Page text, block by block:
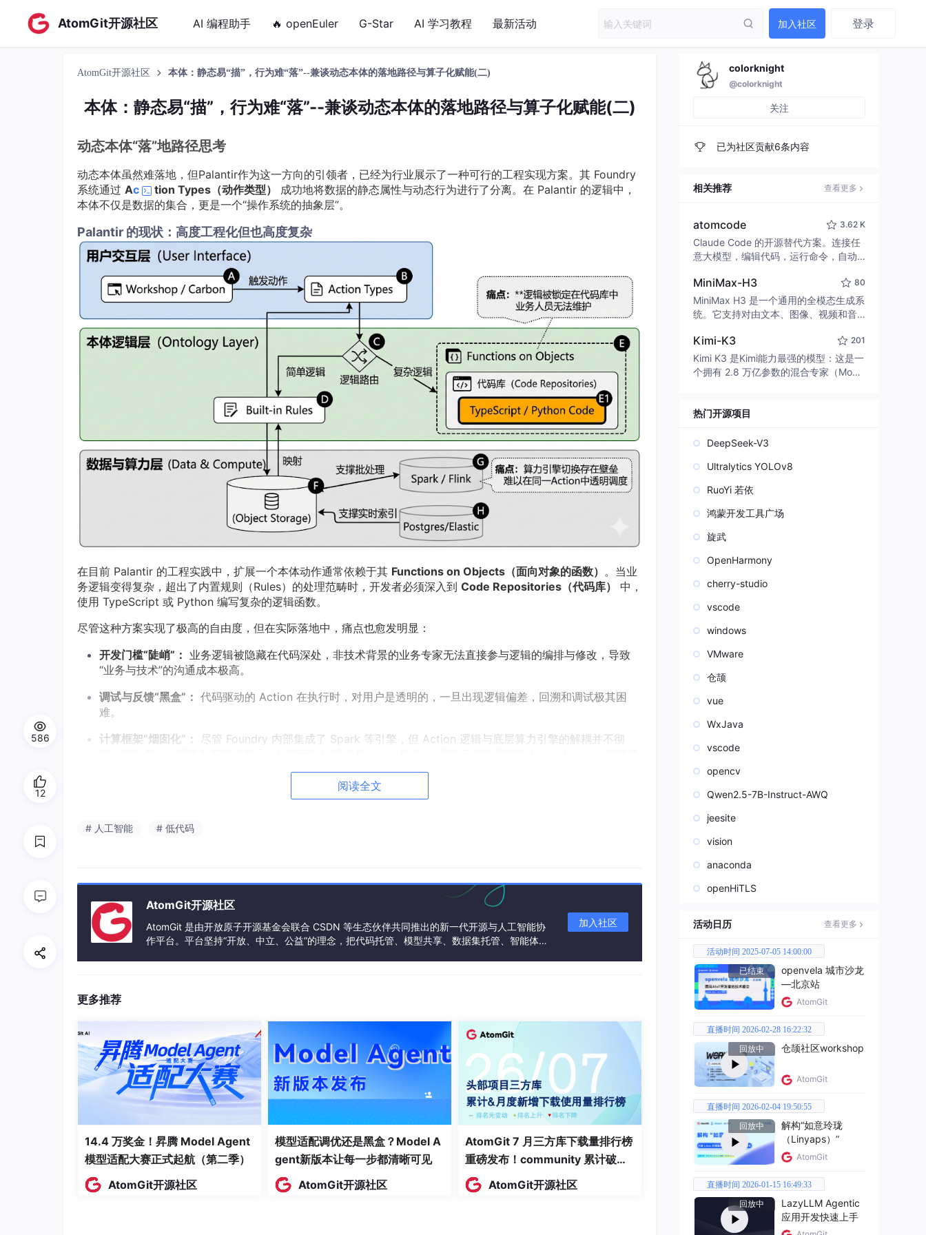
AtomGit开源社区 AI 编程助手 🔥 openEuler G-Star AI 学习教程 最新活动 加入社区 登录
AtomGit开源社区 本体：静态易“描”，行为难“落”--兼谈动态本体的落地路径与算子化赋能(二)
本体：静态易“描”，行为难“落”--兼谈动态本体的落地路径与算子化赋能(二)
动态本体“落”地路径思考
动态本体虽然难落地，但Palantir作为这一方向的引领者，已经为行业展示了一种可行的工程实现方案。其 Foundry
系统通过 Ac tion Types（动作类型）
成功地将数据的静态属性与动态行为进行了分离。在 Palantir 的逻辑中，
本体不仅是数据的集合，更是一个“操作系统的抽象层”。
Palantir 的现状：高度工程化但也高度复杂
在目前 Palantir 的工程实践中，扩展一个本体动作通常依赖于其 Functions on Objects（面向对象的函数） 。当业
务逻辑变得复杂，超出了内置规则（Rules）的处理范畴时，开发者必须深入到 Code Repositories（代码库）
中，
使用 TypeScript 或 Python 编写复杂的逻辑函数。
尽管这种方案实现了极高的自由度，但在实际落地中，痛点也愈发明显：
开发门槛“陡峭”： 业务逻辑被隐藏在代码深处，非技术背景的业务专家无法直接参与逻辑的编排与修改，导致
“业务与技术”的沟通成本极高。
调试与反馈“黑盒”： 代码驱动的 Action 在执行时，对用户是透明的，一旦出现逻辑偏差，回溯和调试极其困
难。
计算框架“烟囱化”：
尽管 Foundry 内部集成了 Spark 等引擎，但 Action 逻辑与底层算力引擎的解耦并不彻
驱动
ntir 明确强化了类似于‘Logic Binding（逻辑绑定）’
产。”这实际上暗示了一个信号：可视化、算子化、以及跨框架的逻辑编排，才是动态本体走向规模化应用的最佳路
径。
赋能者：HuggingFists 的“全栈算子”路径
阅读全文
# 人工智能 # 低代码
AtomGit开源社区
AtomGit 是由开放原子开源基金会联合 CSDN 等生态伙伴共同推出的新一代开源与人工智能协
作平台。平台坚持“开放、中立、公益”的理念，把代码托管、模型共享、数据集托管、智能体开
加入社区
更多推荐
14.4 万奖金！昇腾 Model Agent
模型适配大赛正式起航（第二季）
AtomGit开源社区
模型适配调优还是黑盒？Model A
gent新版本让每一步都清晰可见
AtomGit开源社区
AtomGit 7 月三方库下载量排行榜
重磅发布！community 累计破百
万断层领跑，Chromium 组件全
面霸榜
AtomGit开源社区
586
12
colorknight
@colorknight
关注
已为社区贡献6条内容
相关推荐 查看更多
atomcode 3.62 K
Claude Code 的开源替代方案。连接任
意大模型，编辑代码，运行命令，自动
致性能。 ｜ An open-source alternativ
e to Claude Code. Connect any LLM,
edit code, run commands, and verify
MiniMax-H3 80
MiniMax H3 是一个通用的全模态生成系
统。它支持对由文本、图像、视频和音
并能生成分辨率高达 2K、时长可达 15
秒的带原生立体声音频的视频。得益于
面向任务泛化的系统设计，H3 在预训练
模态指令。
Kimi-K3 201
Kimi K3 是Kimi能力最强的模型：这是一
个拥有 2.8 万亿参数的混合专家（Mo
热门开源项目
DeepSeek-V3
Ultralytics YOLOv8
RuoYi 若依
鸿蒙开发工具广场
旋武
OpenHarmony
cherry-studio
vscode
windows
VMware
仓颉
vue
WxJava
vscode
opencv
Qwen2.5-7B-Instruct-AWQ
jeesite
vision
anaconda
openHiTLS
活动日历 查看更多
活动时间 2025-07-05 14:00:00
已结束
openvela 城市沙龙
—北京站
AtomGit
直播时间 2026-02-28 16:22:32
回放中
仓颉社区workshop
AtomGit
直播时间 2026-02-04 19:50:55
回放中
解构“如意玲珑
（Linyaps）”
AtomGit
直播时间 2026-01-15 16:49:33
回放中
LazyLLM Agentic
应用开发快速上手